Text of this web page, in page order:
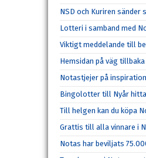
NSD och Kuriren sänder
Lotteri i samband med
Viktigt meddelande till
Hemsidan på väg tillbaka
Notastjejer på
Bingolotter till Nyår
Till helgen kan du köpa
Grattis till alla vinnare i
Notas har beviljats